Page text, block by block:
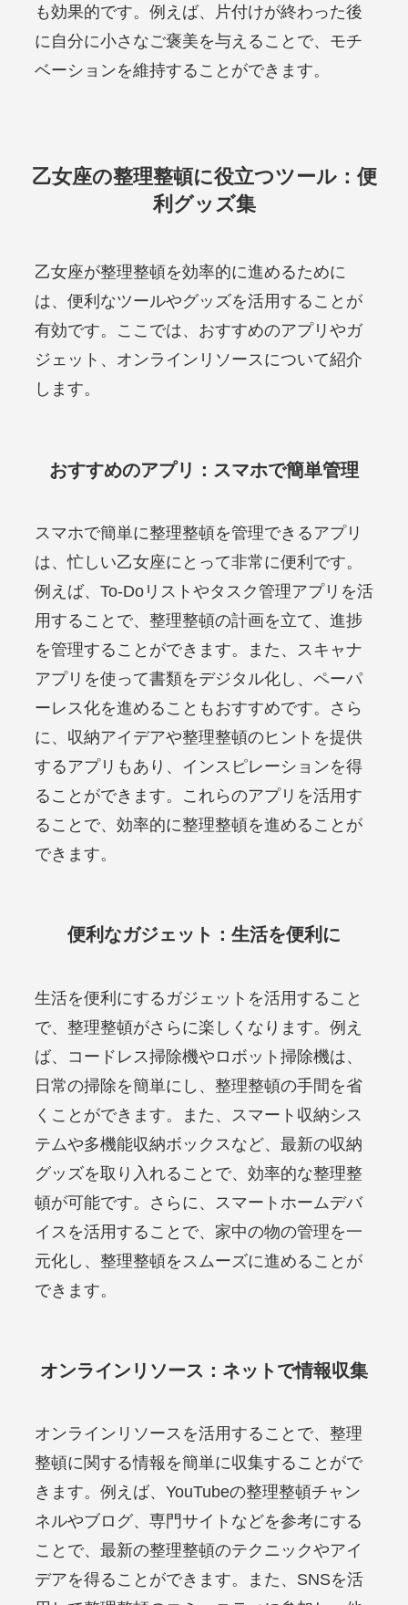
も効果的です。例えば、片付けが終わった後
に自分に小さなご褒美を与えることで、モチ
ベーションを維持することができます。
乙女座の整理整頓に役立つツール：便
利グッズ集
乙女座が整理整頓を効率的に進めるために
は、便利なツールやグッズを活用することが
有効です。ここでは、おすすめのアプリやガ
ジェット、オンラインリソースについて紹介
します。
おすすめのアプリ：スマホで簡単管理
スマホで簡単に整理整頓を管理できるアプリ
は、忙しい乙女座にとって非常に便利です。
例えば、To-Doリストやタスク管理アプリを活
用することで、整理整頓の計画を立て、進捗
を管理することができます。また、スキャナ
アプリを使って書類をデジタル化し、ペーパ
ーレス化を進めることもおすすめです。さら
に、収納アイデアや整理整頓のヒントを提供
するアプリもあり、インスピレーションを得
ることができます。これらのアプリを活用す
ることで、効率的に整理整頓を進めることが
できます。
便利なガジェット：生活を便利に
生活を便利にするガジェットを活用すること
で、整理整頓がさらに楽しくなります。例え
ば、コードレス掃除機やロボット掃除機は、
日常の掃除を簡単にし、整理整頓の手間を省
くことができます。また、スマート収納シス
テムや多機能収納ボックスなど、最新の収納
グッズを取り入れることで、効率的な整理整
頓が可能です。さらに、スマートホームデバ
イスを活用することで、家中の物の管理を一
元化し、整理整頓をスムーズに進めることが
できます。
オンラインリソース：ネットで情報収集
オンラインリソースを活用することで、整理
整頓に関する情報を簡単に収集することがで
きます。例えば、YouTubeの整理整頓チャン
ネルやブログ、専門サイトなどを参考にする
ことで、最新の整理整頓のテクニックやアイ
デアを得ることができます。また、SNSを活